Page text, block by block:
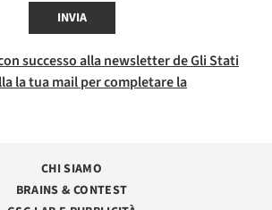
INVIA
successo alla newsletter de Gli Stati
la tua mail per completare la
CHI SIAMO
BRAINS & CONTEST